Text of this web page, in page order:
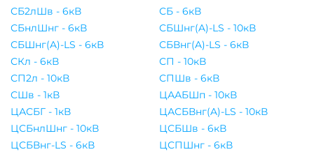
СБ2лШв - 6кВ
СБ - 6кВ
СБнлШнг - 6кВ
СБШнг(A)-LS - 10кВ
СБШнг(A)-LS - 6кВ
СБВнг(A)-LS - 6кВ
СКл - 6кВ
СП - 10кВ
СП2л - 10кВ
СПШв - 6кВ
СШв - 1кВ
ЦААБШп - 10кВ
ЦАСБГ - 1кВ
ЦАСБВнг(A)-LS - 10кВ
ЦСБнлШнг - 10кВ
ЦСБШв - 6кВ
ЦСБВнг-LS - 6кВ
ЦСПШнг - 6кВ